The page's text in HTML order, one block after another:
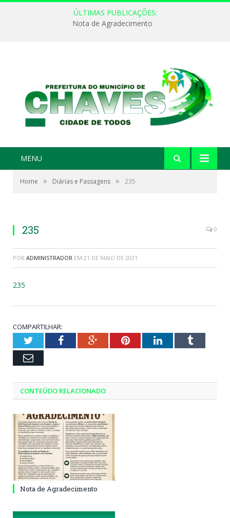
ÚLTIMAS PUBLICAÇÕES:
Nota de Agradecimento
MENU
Home » Diárias e Passagens » 235
235 0
POR ADMINISTRADOR EM 21 DE MAIO DE 2021
235
COMPARTILHAR:
TwitterFacebookGoogle+PinterestLinkedInTumblr
Email
CONTEÚDO RELACIONADO
Nota de Agradecimento